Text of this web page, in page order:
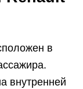
в
внутренней